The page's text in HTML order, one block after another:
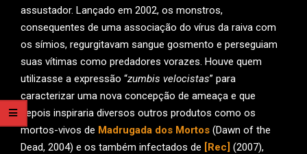
assustador. Lançado em 2002, os monstros,
consequentes de uma associação do vírus da raiva com
os símios, regurgitavam sangue gosmento e perseguiam
suas vítimas como predadores vorazes. Houve quem
utilizasse a expressão “zumbis velocistas” para
caracterizar uma nova concepção de ameaça e que
depois inspiraria diversos outros produtos como os
mortos-vivos de Madrugada dos Mortos (Dawn of the
Dead, 2004) e os também infectados de [Rec] (2007),